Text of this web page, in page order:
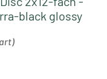
black glossy